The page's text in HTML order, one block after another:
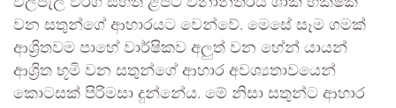
වන සතුන්ගේ ආහාරයට වෙන්වේ. මෙසේ සෑම ගමක්
ආශ්‍රිතවම පාහේ වාර්ෂිකව අලුත් වන හේන් යායන්
ආශ්‍රිත භූමි වන සතුන්ගේ ආහාර අවශ්‍යතාවයෙන්
කොටසක් පිරිමසා දුන්නේය. මේ නිසා සතුන්ට ආහාර